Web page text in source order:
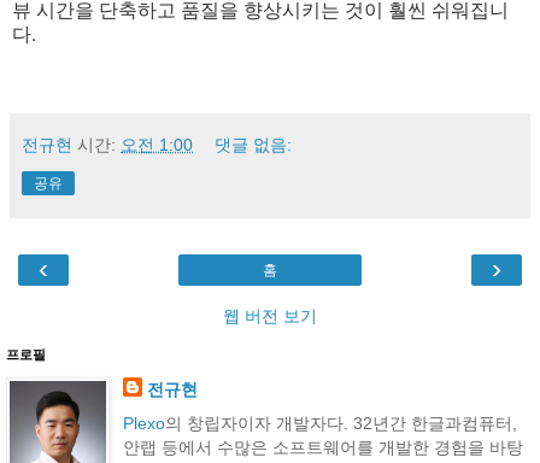
뷰 시간을 단축하고 품질을 향상시키는 것이 훨씬 쉬워집니
다.
전규현 시간: 오전 1:00 댓글 없음:
공유
‹ ›
홈
웹 버전 보기
프로필
전규현
Plexo의 창립자이자 개발자다. 32년간 한글과컴퓨터,
안랩 등에서 수많은 소프트웨어를 개발한 경험을 바탕